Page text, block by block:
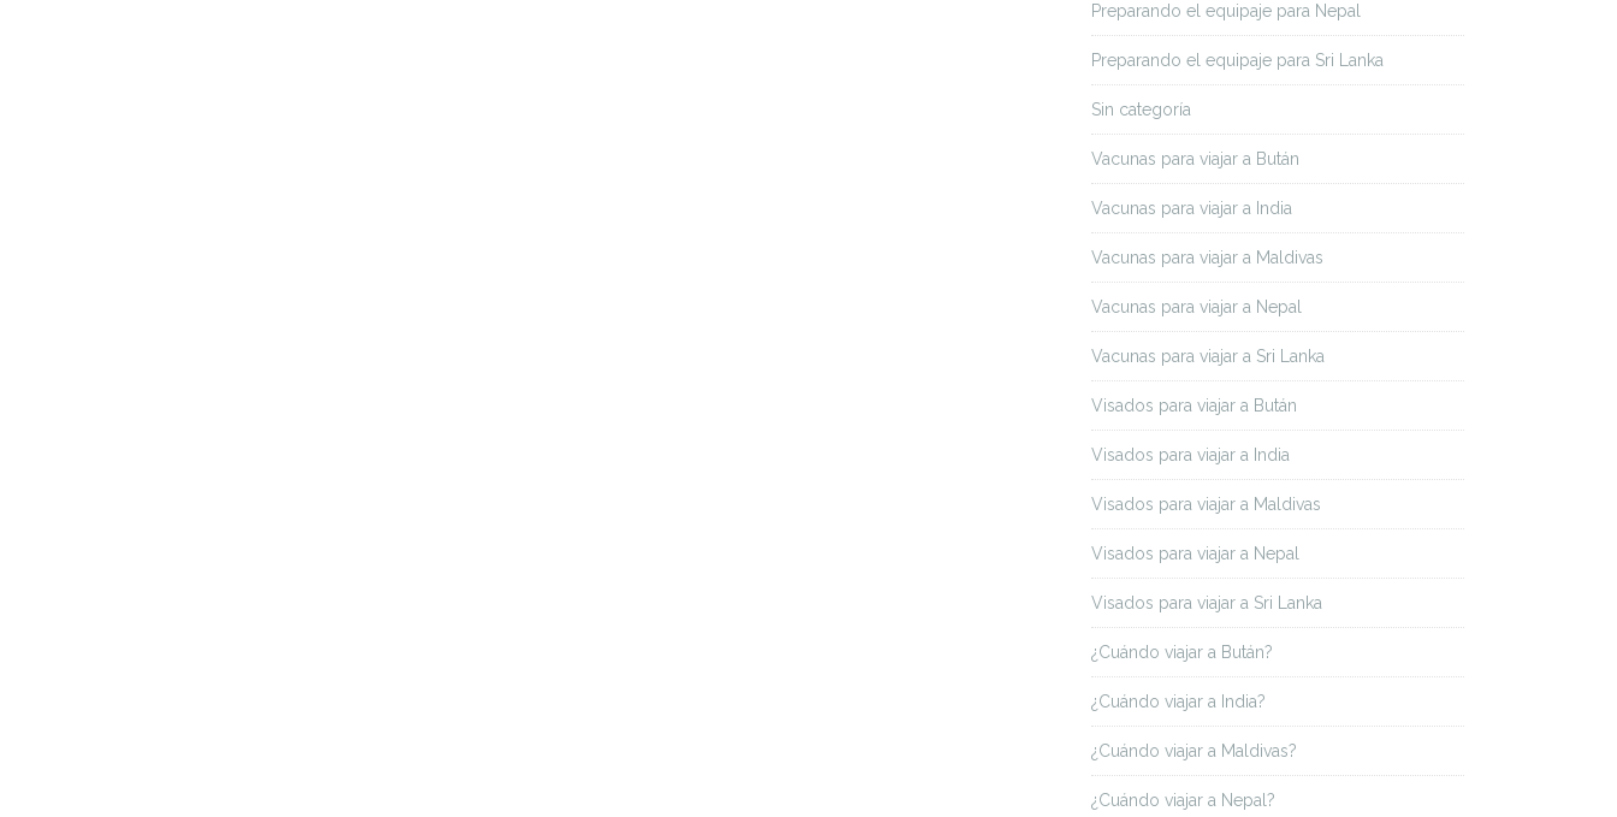
Preparando el equipaje para Nepal
Preparando el equipaje para Sri Lanka
Sin categoría
Vacunas para viajar a Bután
Vacunas para viajar a India
Vacunas para viajar a Maldivas
Vacunas para viajar a Nepal
Vacunas para viajar a Sri Lanka
Visados para viajar a Bután
Visados para viajar a India
Visados para viajar a Maldivas
Visados para viajar a Nepal
Visados para viajar a Sri Lanka
¿Cuándo viajar a Bután?
¿Cuándo viajar a India?
¿Cuándo viajar a Maldivas?
¿Cuándo viajar a Nepal?